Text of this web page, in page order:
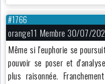
#1766
orange11 Membre 30/07/
Même si l'euphorie se
pouvoir se poser et
plus raisonnée.